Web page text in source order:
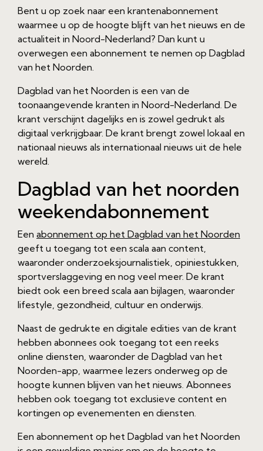
Bent u op zoek naar een krantenabonnement
waarmee u op de hoogte blijft van het nieuws en de
actualiteit in Noord-Nederland? Dan kunt u
overwegen een abonnement te nemen op Dagblad
van het Noorden.
Dagblad van het Noorden is een van de
toonaangevende kranten in Noord-Nederland. De
krant verschijnt dagelijks en is zowel gedrukt als
digitaal verkrijgbaar. De krant brengt zowel lokaal en
nationaal nieuws als internationaal nieuws uit de hele
wereld.
Dagblad van het noorden
weekendabonnement
Een abonnement op het Dagblad van het Noorden
geeft u toegang tot een scala aan content,
waaronder onderzoeksjournalistiek, opiniestukken,
sportverslaggeving en nog veel meer. De krant
biedt ook een breed scala aan bijlagen, waaronder
lifestyle, gezondheid, cultuur en onderwijs.
Naast de gedrukte en digitale edities van de krant
hebben abonnees ook toegang tot een reeks
online diensten, waaronder de Dagblad van het
Noorden-app, waarmee lezers onderweg op de
hoogte kunnen blijven van het nieuws. Abonnees
hebben ook toegang tot exclusieve content en
kortingen op evenementen en diensten.
Een abonnement op het Dagblad van het Noorden